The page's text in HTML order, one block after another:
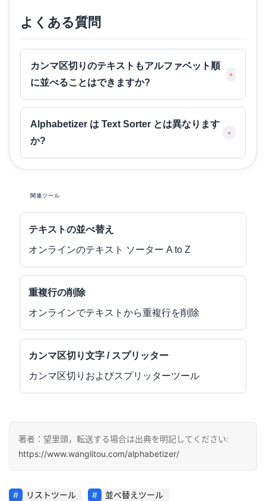
よくある質問
カンマ区切りのテキストもアルファベット順
に並べることはできますか?
+
Alphabetizer は Text Sorter とは異なります
か?
+
関連ツール
テキストの並べ替え
オンラインのテキスト ソーター A to Z
重複行の削除
オンラインでテキストから重複行を削除
カンマ区切り文字 / スプリッター
カンマ区切りおよびスプリッターツール
著者：望里頭，転送する場合は出典を明記してください:
https://www.wanglitou.com/alphabetizer/
リストツール
並べ替えツール